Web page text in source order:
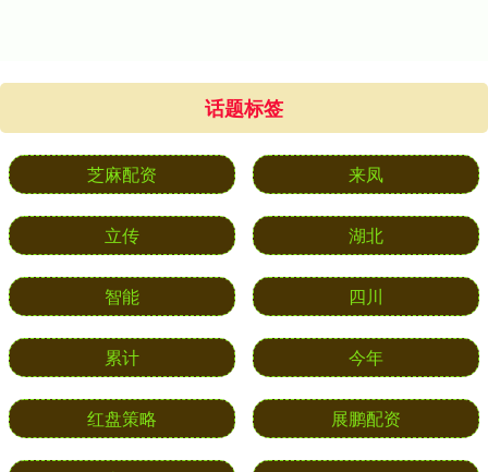
话题标签
芝麻配资 来凤
立传 湖北
智能 四川
累计 今年
红盘策略 展鹏配资